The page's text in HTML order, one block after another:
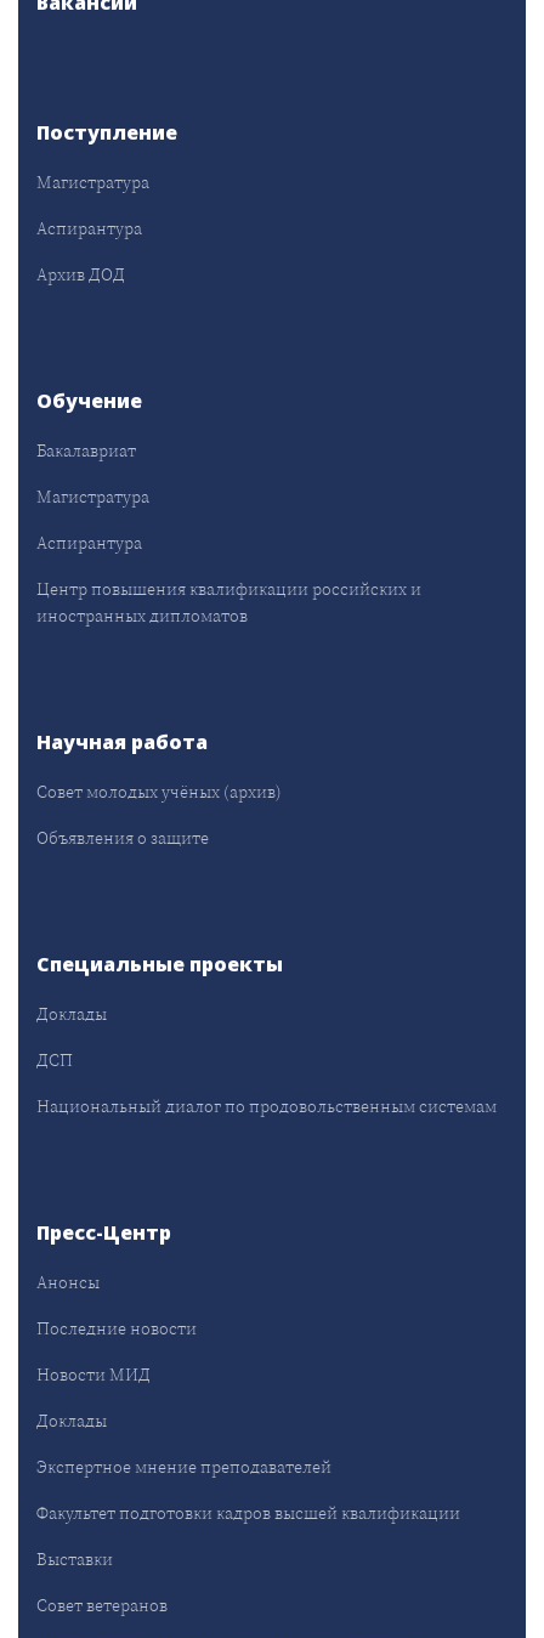
Поступление
Магистратура
Аспирантура
Архив ДОД
Обучение
Бакалавриат
Магистратура
Аспирантура
Центр повышения квалификации российских и
иностранных дипломатов
Научная работа
Совет молодых учёных (архив)
Объявления о защите
Специальные проекты
Доклады
ДСП
Национальный диалог по продовольственным системам
Пресс-Центр
Анонсы
Последние новости
Новости МИД
Доклады
Экспертное мнение преподавателей
Факультет подготовки кадров высшей квалификации
Выставки
Совет ветеранов